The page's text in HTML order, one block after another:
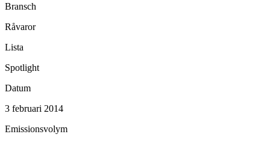
Bransch
Råvaror
Lista
Spotlight
Datum
3 februari 2014
Emissionsvolym